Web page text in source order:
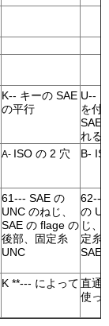
K-- キーの SAE
の平行
U--
を付
SAE
れる
A- ISO の 2 穴 B-
61--- SAE の
UNC のねじ、
SAE の flage の
後部、固定糸
UNC
62---
の
じ、
定糸
SAE
K **--- によって直通
使っ